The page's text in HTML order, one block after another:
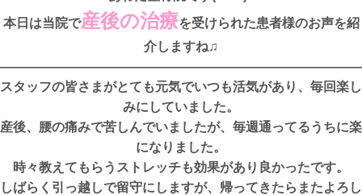
本日は当院で産後の治療を受けられた患者様のお声を紹
介しますね♫
スタッフの皆さまがとても元気でいつも活気があり、毎回楽し
みにしていました。
産後、腰の痛みで苦しんでいましたが、毎週通ってるうちに楽
になりました。
時々教えてもらうストレッチも効果があり良かったです。
しばらく引っ越しで留守にしますが、帰ってきたらまたよろし